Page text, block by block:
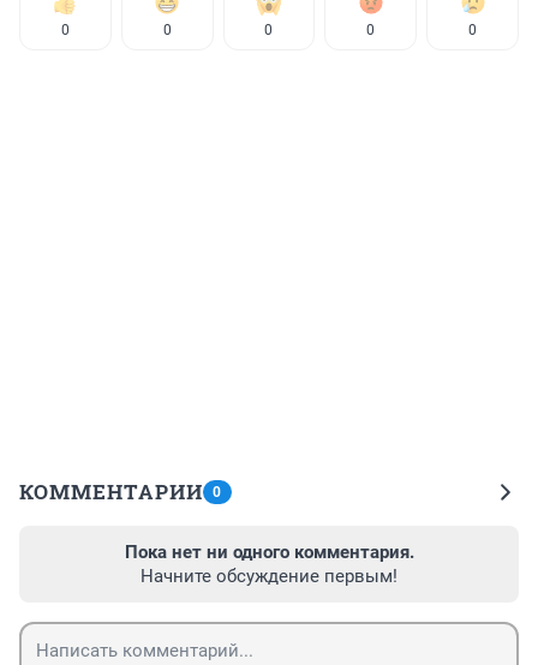
0 0 0 0 0
КОММЕНТАРИИ 0
Пока нет ни одного комментария.
Начните обсуждение первым!